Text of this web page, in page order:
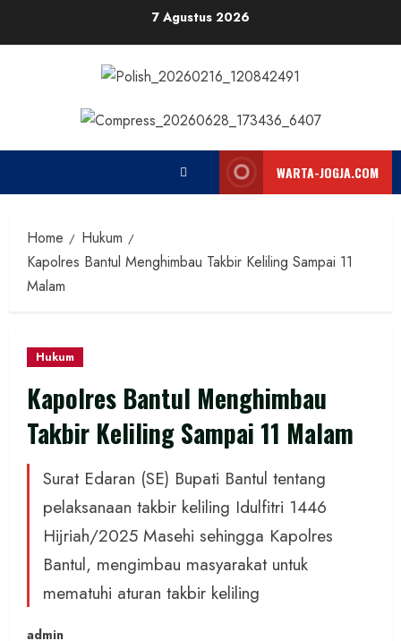
7 Agustus 2026
WARTA-JOGJA.COM
Home
Hukum
Kapolres Bantul Menghimbau Takbir Keliling Sampai 11
Malam
Hukum
Kapolres Bantul Menghimbau
Takbir Keliling Sampai 11 Malam
Surat Edaran (SE) Bupati Bantul tentang
pelaksanaan takbir keliling Idulfitri 1446
Hijriah/2025 Masehi sehingga Kapolres
Bantul, mengimbau masyarakat untuk
mematuhi aturan takbir keliling
admin